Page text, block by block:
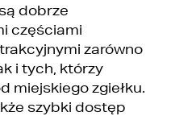
dobrze
częściami
zarówno
i tych, którzy
miejskiego zgiełku.
szybki dostęp